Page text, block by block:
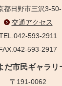
都日野市三沢3-50-
交通アクセス
593-2911
593-2917
だ市民ギャラリ
〒191-0062